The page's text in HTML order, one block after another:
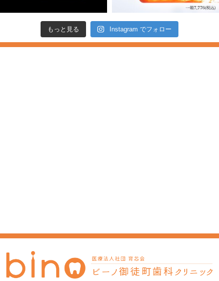
もっと見る Instagram でフォロー